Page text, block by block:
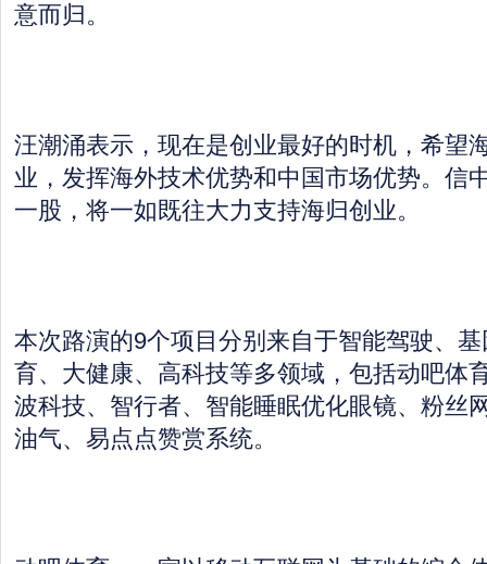
意而归。
汪潮涌表示，现在是创业最好的时机，希望
业，发挥海外技术优势和中国市场优势。信
一股，将一如既往大力支持海归创业。
本次路演的9个项目分别来自于智能驾驶、
育、大健康、高科技等多领域，包括动吧体
波科技、智行者、智能睡眠优化眼镜、粉丝
油气、易点点赞赏系统。